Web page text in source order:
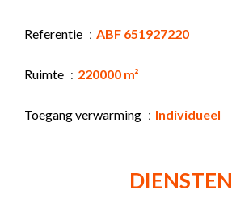
Referentie ABF 651927220
Ruimte 220000 m²
Toegang verwarming Individueel
DIENSTEN